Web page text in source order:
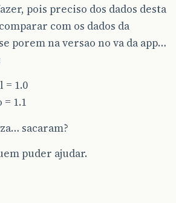
pois preciso dos dados desta
com os dados da
porem na versao no va da app…
= 1.0
= 1.1
sacaram?
puder ajudar.